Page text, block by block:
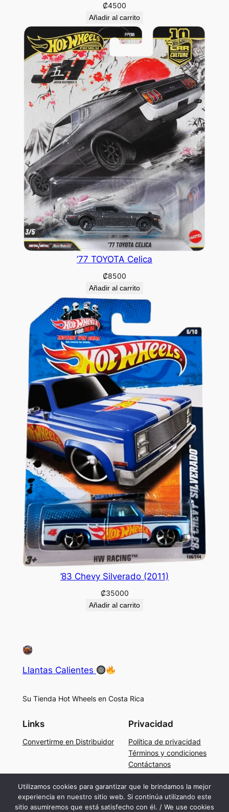
₡4500
Añadir al carrito
’77 TOYOTA Celica
₡8500
Añadir al carrito
’83 Chevy Silverado (2011)
₡35000
Añadir al carrito
Llantas Calientes
Su Tienda Hot Wheels en Costa Rica
Links
Convertirme en Distribuidor
Privacidad
Política de privacidad
Términos y condiciones
Contáctanos
Social
Facebook
Utilizamos cookies para garantizar que le brindamos la mejor
experiencia en nuestro sitio web. Si continúa utilizando este
sitio asumiremos que está satisfecho con él. / We use cookies